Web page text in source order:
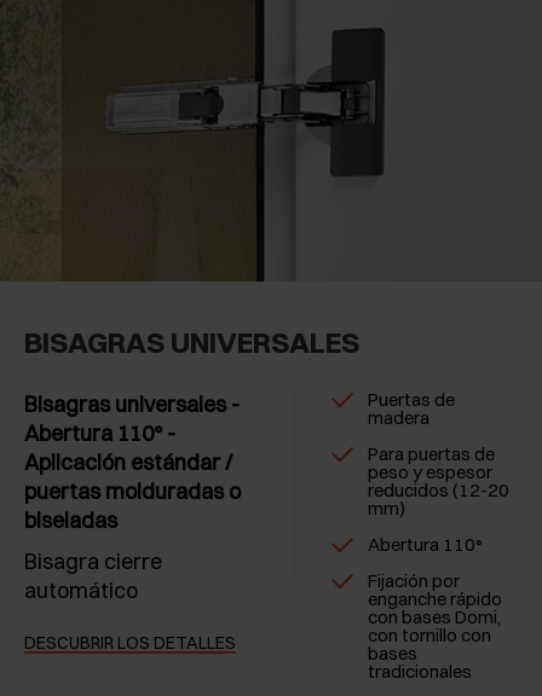
BISAGRAS UNIVERSALES
Bisagras universales -
Abertura 110° -
Aplicación estándar /
puertas molduradas o
biseladas
Bisagra cierre
automático
DESCUBRIR LOS DETALLES
Puertas de
madera
Para puertas de
peso y espesor
reducidos (12-20
mm)
Abertura 110°
Fijación por
enganche rápido
con bases Domi,
con tornillo con
bases
tradicionales